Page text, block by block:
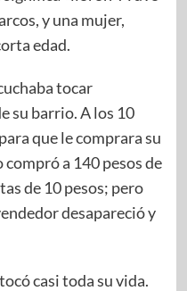
y una mujer,
edad.
tocar
su barrio. A los 10
que le comprara su
a 140 pesos de
de 10 pesos; pero
desapareció y
casi toda su vida.